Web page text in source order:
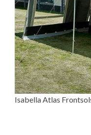
Isabella Atlas